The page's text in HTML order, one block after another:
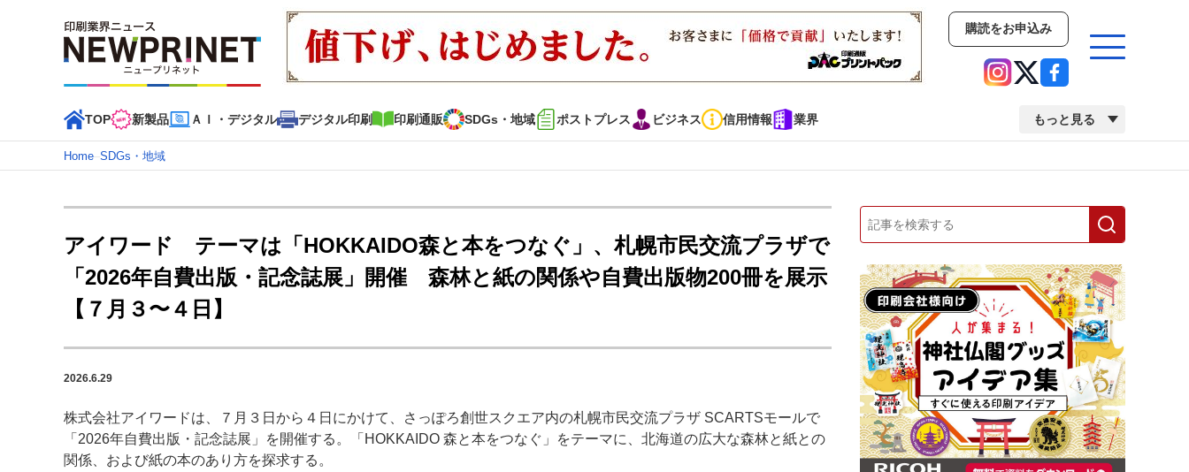
購読をお申込み
TOP 新製品 ＡＩ・デジタル デジタル印刷 印刷通販 SDGs・地域 ポストプレス ビジネス 信用情報 業界 もっと見る
イベント
インデックス
TOP 新着記事 特集記事 動画コンテンツ インタビュー コレクション
カテゴリー一覧
新商品 新製品 ＡＩ・デジタル デジタル印刷 印刷通販 SDGs・地域 ポストプレス ビジネス イベント 信用情報 業界 市場・統計 人事・移転・異動・訃報
特集記事カテゴリー一覧
2022 見える化・MIS特集
2022 検査・校正特集
特集・デジタル印刷 ～ 新成長軌道を描く
案内
発刊案内 JFPI印刷用語集 印刷機材年鑑
Home–SDGs・地域
アイワード テーマは「HOKKAIDO森と本をつなぐ」、札幌市民交流プラザで
「2026年自費出版・記念誌展」開催 森林と紙の関係や自費出版物200冊を展示
【７月３〜４日】
2026.6.29
株式会社アイワードは、７月３日から４日にかけて、さっぽろ創世スクエア内の札幌市民交流プラザ SCARTSモールで
「2026年自費出版・記念誌展」を開催する。「HOKKAIDO 森と本をつなぐ」をテーマに、北海道の広大な森林と紙との
関係、および紙の本のあり方を探求する。